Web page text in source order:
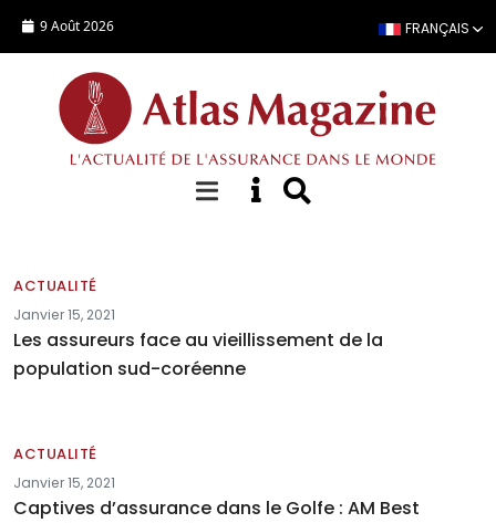
9 Août 2026 FRANÇAIS
Actualités
ACTUALITÉ
Janvier 15, 2021
Les assureurs face au vieillissement de la
population sud-coréenne
ACTUALITÉ
Janvier 15, 2021
Captives d’assurance dans le Golfe : AM Best